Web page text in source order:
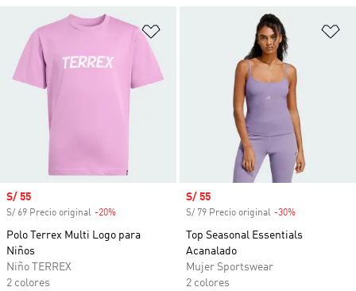
Añadir a la lista de deseos
Precio de venta
S/ 55
S/ 69 Precio original -20%
Polo Terrex Multi Logo para
Niños
Niño TERREX
2 colores
Precio de venta
S/ 55
S/ 79 Precio original -30%
Top Seasonal Essentials
Acanalado
Mujer Sportswear
2 colores